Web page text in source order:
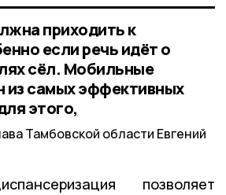
приходить к
если речь идёт о
сёл. Мобильные
из самых эффективных
этого,
Тамбовской области Евгений
позволяет